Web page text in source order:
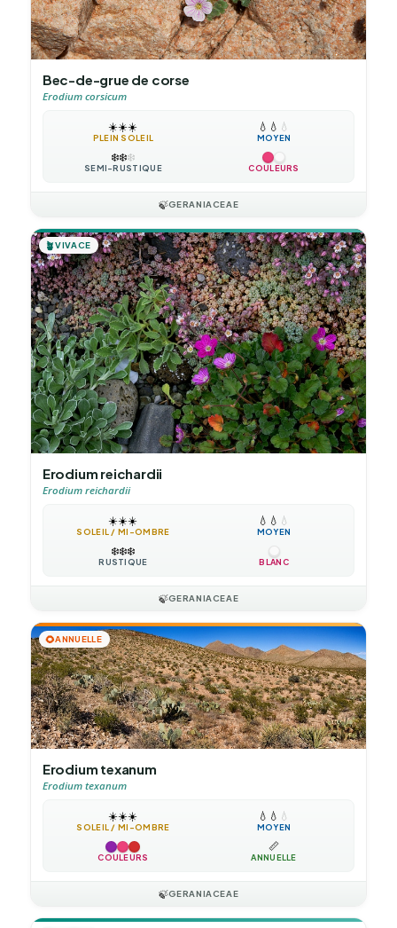
Bec-de-grue de corse
Erodium corsicum
☀️☀️☀️
PLEIN SOLEIL
💧 💧 💧
MOYEN
❄️❄️❄️
SEMI-RUSTIQUE COULEURS
🍃GERANIACEAE
🪴VIVACE
Erodium reichardii
Erodium reichardii
☀️☀️☀️
SOLEIL / MI-OMBRE
💧 💧 💧
MOYEN
❄️❄️❄️
RUSTIQUE BLANC
🍃GERANIACEAE
🌻ANNUELLE
Erodium texanum
Erodium texanum
☀️☀️☀️
SOLEIL / MI-OMBRE
💧 💧 💧
MOYEN
COULEURS
📏
ANNUELLE
🍃GERANIACEAE